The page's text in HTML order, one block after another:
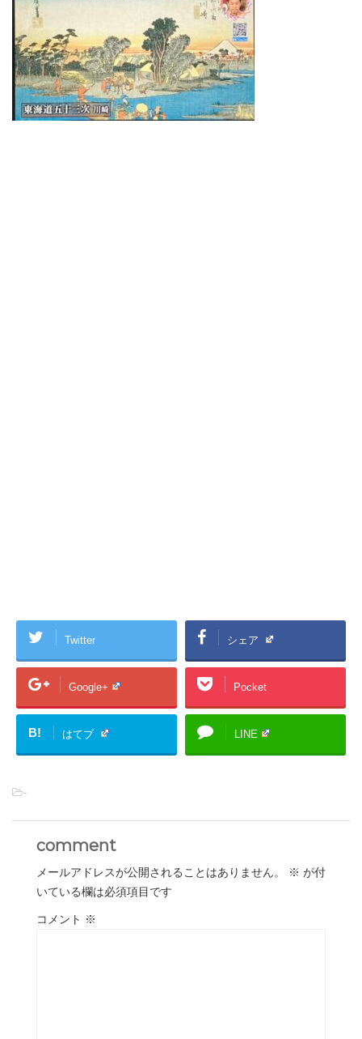
Twitter シェア
Google+ Pocket
B! はてブ LINE
-
comment
メールアドレスが公開されることはありません。 ※ が付
いている欄は必須項目です
コメント ※